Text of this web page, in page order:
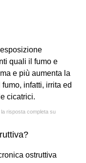
quali il fumo e
e più aumenta la
infatti, irrita ed
cicatrici.
risposta completa su
ostruttiva